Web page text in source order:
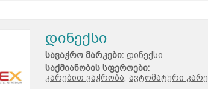
დინექსი
სავაჭრო მარკები: დინექსი
საქმიანობის სფეროები:
კარებით ვაჭრობა; ავტომატური